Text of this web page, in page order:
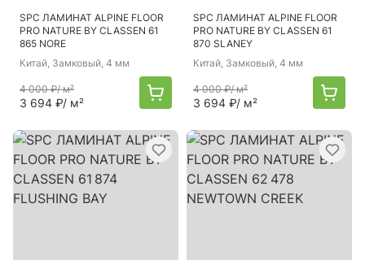
SPC ЛАМИНАТ ALPINE FLOOR
PRO NATURE BY CLASSEN 61
865 NORE
Китай, Замковый, 4 мм
4 000 ₽/ м²
3 694 ₽/ м²
SPC ЛАМИНАТ ALPINE FLOOR
PRO NATURE BY CLASSEN 61
870 SLANEY
Китай, Замковый, 4 мм
4 000 ₽/ м²
3 694 ₽/ м²